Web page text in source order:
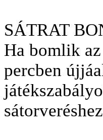
SÁTRAT
Ha bomlik
percben